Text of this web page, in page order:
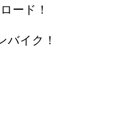
ード！
バイク！